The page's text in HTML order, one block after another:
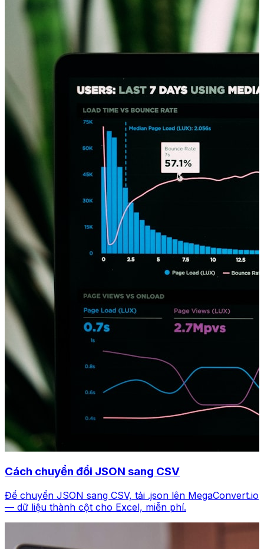
Cách chuyển đổi JSON sang CSV
Để chuyển JSON sang CSV, tải .json lên MegaConvert.io
— dữ liệu thành cột cho Excel, miễn phí.